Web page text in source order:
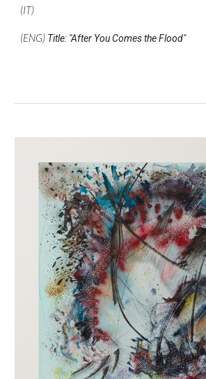
(IT)
(ENG) Title: "After You Comes the Flood"